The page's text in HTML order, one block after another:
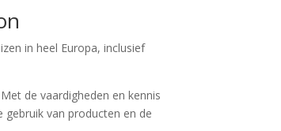
in heel Europa, inclusief
de vaardigheden en kennis
van producten en de